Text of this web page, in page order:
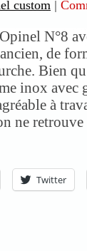
custom |
N°8
de
Bien
inox avec
à
ne
Twitter